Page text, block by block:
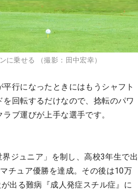
に乗せる （撮影：田中宏幸）
行になったときにはもうシャフト
回転するだけなので、捻転のパワ
ブ運びが上手な選手です。
ジュニア」を制し、高校3年生で出
チュア優勝を達成。その後は10万
出る難病『成人発症スチル症』に